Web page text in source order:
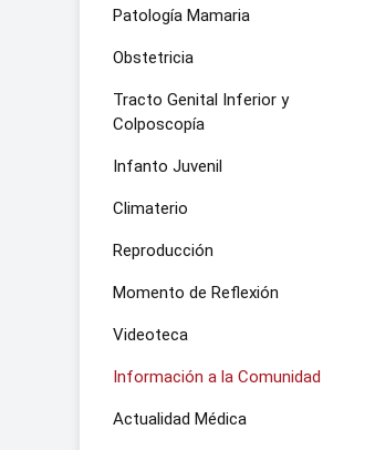
Patología Mamaria
Obstetricia
Tracto Genital Inferior y
Colposcopía
Infanto Juvenil
Climaterio
Reproducción
Momento de Reflexión
Videoteca
Información a la Comunidad
Actualidad Médica